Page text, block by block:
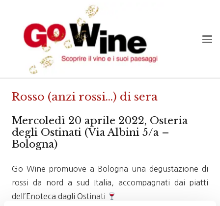
Rosso (anzi rossi…) di sera
Mercoledì 20 aprile 2022, Osteria
degli Ostinati (Via Albini 5/a –
Bologna)
Go Wine promuove a Bologna una degustazione di
rossi da nord a sud Italia, accompagnati dai piatti
dell’Enoteca dagli Ostinati